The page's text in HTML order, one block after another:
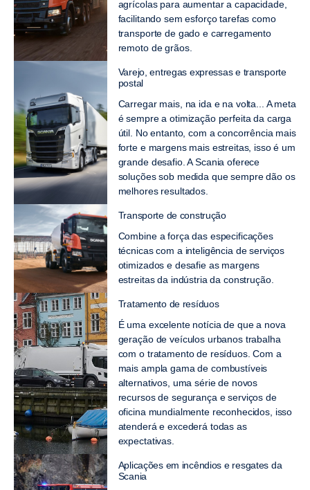
agrícolas para aumentar a capacidade,
facilitando sem esforço tarefas como
transporte de gado e carregamento
remoto de grãos.
Varejo, entregas expressas e transporte
postal
Carregar mais, na ida e na volta... A meta
é sempre a otimização perfeita da carga
útil. No entanto, com a concorrência mais
forte e margens mais estreitas, isso é um
grande desafio. A Scania oferece
soluções sob medida que sempre dão os
melhores resultados.
Transporte de construção
Combine a força das especificações
técnicas com a inteligência de serviços
otimizados e desafie as margens
estreitas da indústria da construção.
Tratamento de resíduos
É uma excelente notícia de que a nova
geração de veículos urbanos trabalha
com o tratamento de resíduos. Com a
mais ampla gama de combustíveis
alternativos, uma série de novos
recursos de segurança e serviços de
oficina mundialmente reconhecidos, isso
atenderá e excederá todas as
expectativas.
Aplicações em incêndios e resgates da
Scania